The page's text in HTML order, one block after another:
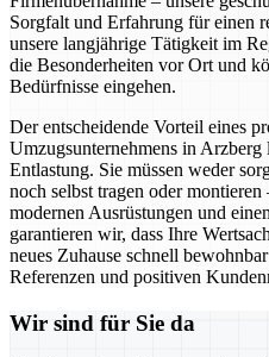
Sorgfalt und Erfahrung für einen
unsere langjährige Tätigkeit im
die Besonderheiten vor Ort und
Bedürfnisse eingehen.
Der entscheidende Vorteil eines
Umzugsunternehmens in
Entlastung. Sie müssen weder
noch selbst tragen oder
modernen Ausrüstungen und
garantieren wir, dass Ihre
neues Zuhause schnell
Referenzen und positiven
Wir sind für Sie da